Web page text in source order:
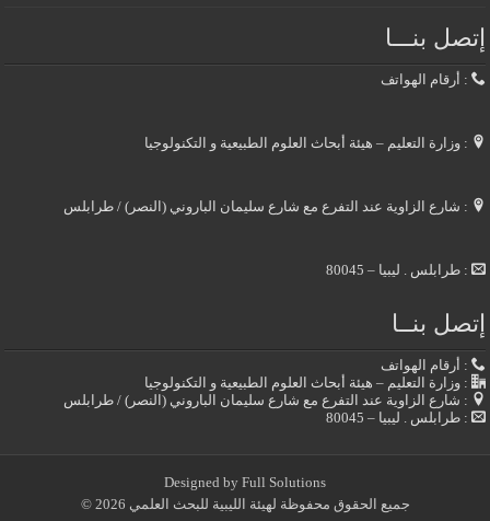
إتصل بنـــا
: أرقام الهواتف
: وزارة التعليم – هيئة أبحاث العلوم الطبيعية و التكنولوجيا
: شارع الزاوية عند التفرع مع شارع سليمان الباروني (النصر) / طرابلس
: طرابلس . ليبيا – 80045
إتصل بنــا
: أرقام الهواتف
: وزارة التعليم – هيئة أبحاث العلوم الطبيعية و التكنولوجيا
: شارع الزاوية عند التفرع مع شارع سليمان الباروني (النصر) / طرابلس
: طرابلس . ليبيا – 80045
Designed by Full Solutions
جميع الحقوق محفوظة لهيئة الليبية للبحث العلمي 2026 ©